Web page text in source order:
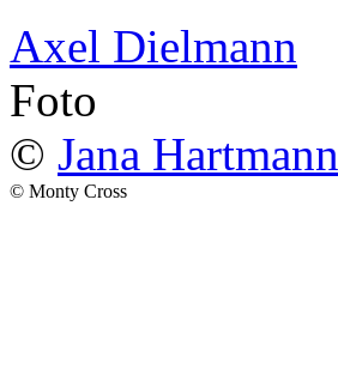
Axel Dielmann
Foto
© Jana Hartmann
© Monty Cross